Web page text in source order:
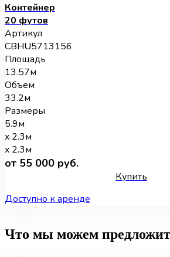
Контейнер
20 футов
Артикул
CBHU5713156
Площадь
13.57м
Объем
33.2м
Размеры
5.9м
x 2.3м
x 2.3м
от 55 000 руб.
Купить
Доступно к аренде
Что мы можем